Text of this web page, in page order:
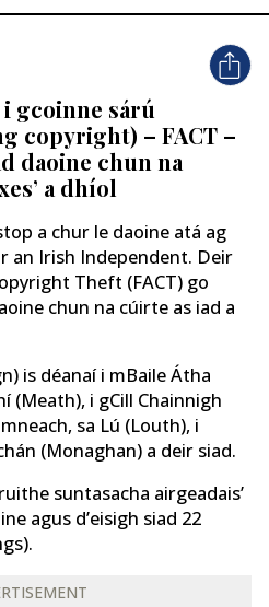
gcoinne sárú
copyright) – FACT –
daoine chun na
a dhíol
a chur le daoine atá ag
an Irish Independent. Deir
Theft (FACT) go
chun na cúirte as iad a
is déanaí i mBaile Átha
(Meath), i gCill Chainnigh
sa Lú (Louth), i
(Monaghan) a deir siad.
suntasacha airgeadais’
agus d’eisigh siad 22